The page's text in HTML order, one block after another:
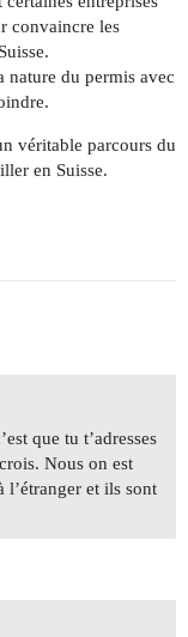
convaincre les
nature du permis avec
véritable parcours du
en Suisse.
que tu t’adresses
Nous on est
l’étranger et ils sont